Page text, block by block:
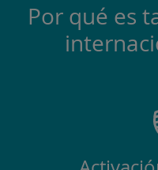
Por qué es